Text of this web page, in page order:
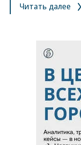
Читать далее